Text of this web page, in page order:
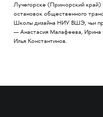
Лучегорске (Приморский край)
остановок общественного
Школы дизайна НИУ ВШЭ, чьи
— Анастасия Малафеева, Ирина
Илья Константинов.